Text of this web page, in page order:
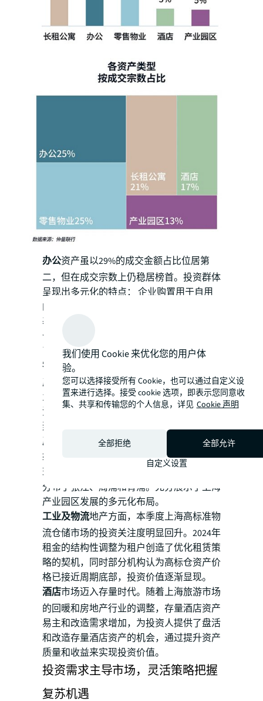
办公资产虽以29%的成交金额占比位居第
二，但在成交宗数上仍稳居榜首。投资群体
呈现出多元化的特点： 企业购置用于自用
的需求不断释放；特殊机构（如宗教机构）
基于资产配置的需求积极进行布局；高净值
个人投资者受价格回调因素吸引，逐步加大
了对办公资产的配置力度。
零售物业
产成为投资热点，涵盖购物中心、商铺及商
业楼等多种业态。稳定的租金收益和现金
流，充分反映了市场对资产收益确定性的强
烈需求。
产业园区
受租赁需求持续低迷的影响，承受
较大压力。但在本季度成功交易的物业项目
现金流表现出显著稳定性。成交标的物主要
分布于张江、周浦和青浦。充分展示了上海
产业园区发展的多元化布局。
工业及物流地产方面，本季度上海高标准物
流仓储市场的投资关注度明显回升。2024年
租金的结构性调整为租户创造了优化租赁策
略的契机，同时部分机构认为高标仓资产价
格已接近周期底部，投资价值逐渐显现。
酒店市场迈入存量时代。随着上海旅游市场
的回暖和房地产行业的调整，存量酒店资产
易主和改造需求增加，为投资人提供了盘活
和改造存量酒店资产的机会，通过提升资产
质量和收益来实现投资价值。
投资需求主导市场，灵活策略把握
复苏机遇
我们使用 Cookie 来优化您的用户体
验。
您可以选择接受所有 Cookie，也可以通过自定义设
置来进行选择。接受 cookie 选项，即表示您同意收
集、共享和传输您的个人信息，详见 Cookie 声明
全部拒绝
全部允许
自定义设置